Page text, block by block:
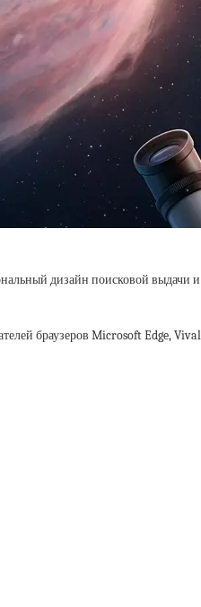
дизайн поисковой выдачи и
браузеров Microsoft Edge,